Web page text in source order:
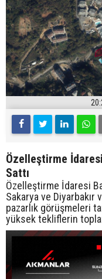
Özelleştirme
Sattı
Özelleştirme İdaresi
Sakarya ve Diyarbakır
pazarlık görüşmeleri
yüksek tekliflerin